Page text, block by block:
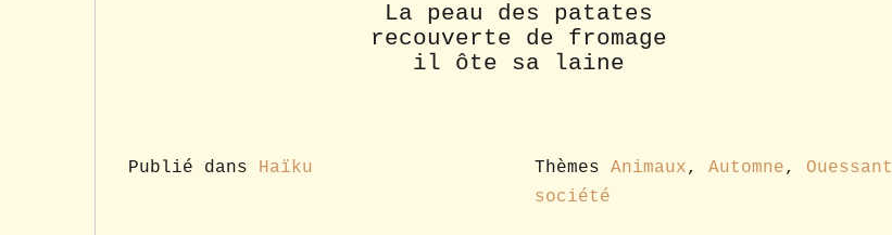
La peau des patates
recouverte de fromage
il ôte sa laine
Publié dans Haïku Thèmes Animaux, Automne, Ouessant
société